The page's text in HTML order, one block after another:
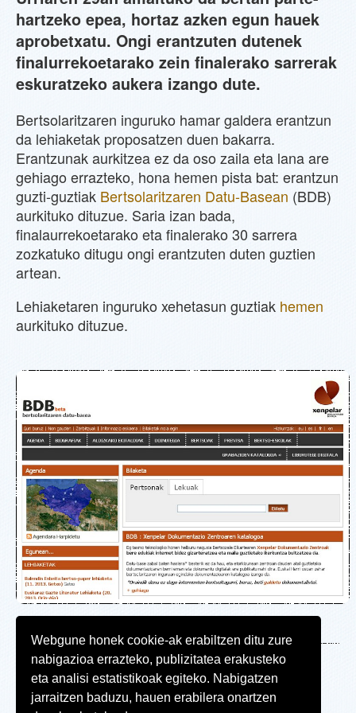
Webgune honek cookie-ak erabiltzen ditu zure
nabigazioa errazteko, publizitatea erakusteko
eta analisi estatistikoak egiteko. Nabigatzen
jarraitzen baduzu, hauen erabilera onartzen
hartzeko epea, hortaz azken egun hauek
aprobetxatu. Ongi erantzuten dutenek
finalurrekoetarako zein finalerako sarrerak
eskuratzeko aukera izango dute.
Bertsolaritzaren inguruko hamar galdera erantzun
da lehiaketak proposatzen duen bakarra.
Erantzunak aurkitzea ez da oso zaila eta lana are
gehiago errazteko, hona hemen pista bat: erantzun
guzti-guztiak Bertsolaritzaren Datu-Basean (BDB)
aurkituko dituzue. Saria izan bada,
finalaurrekoetarako eta finalerako 30 sarrera
zozkatuko ditugu ongi erantzuten duten guztien
artean.
Lehiaketaren inguruko xehetasun guztiak hemen
aurkituko dituzue.
Web mapa
Irisgarritasuna